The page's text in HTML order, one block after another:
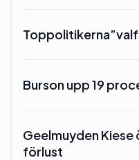
Burson upp 19
Geelmuyden Kiese
förlust